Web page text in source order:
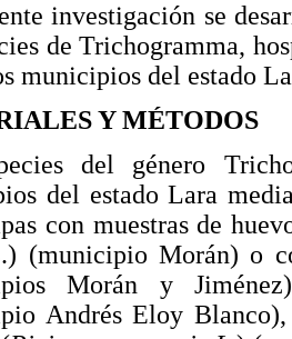
investigación se
de Trichogramma,
municipios del estado
Y MÉTODOS
del género
del estado Lara
con muestras de
(municipio Morán) o
Morán y
Andrés Eloy